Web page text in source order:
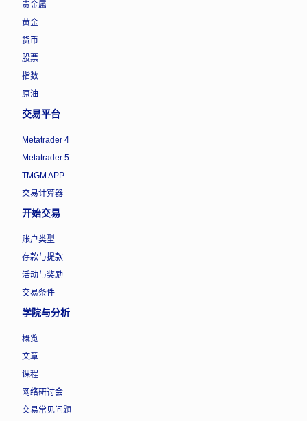
贵金属
黄金
货币
股票
指数
原油
交易平台
Metatrader 4
Metatrader 5
TMGM APP
交易计算器
开始交易
账户类型
存款与提款
活动与奖励
交易条件
学院与分析
概览
文章
课程
网络研讨会
交易常见问题